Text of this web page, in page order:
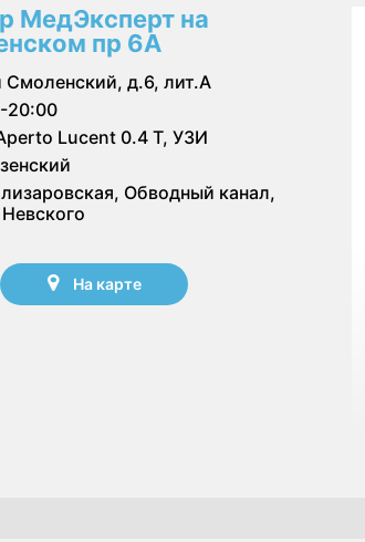
МедЭксперт на
пр 6А
д.6, лит.А
20:00
Lucent 0.4 Т, УЗИ
Обводный канал,
На карте